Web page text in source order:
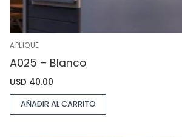
APLIQUE
A025 – Blanco
USD 40.00
AÑADIR AL CARRITO